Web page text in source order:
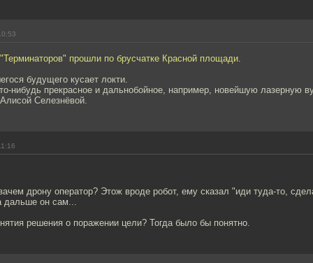
прошли по брусчатке Красной площади.
будущего кусает локти.
нибудь прекрасное и дальнобойное, например, новейшую лазерную
Селезнёвой.
дрону оператор? Этож вроде робот, ему сказал "иди туда-то,
дальше он сам...
решения о поражении цели? Тогда было бы понятно.